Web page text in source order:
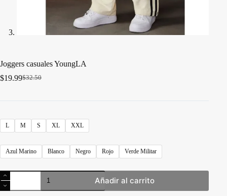
Joggers casuales YoungLA
$32.50
El
$32.50.
$19.99El
$19.99.
L M S XL XXL
Azul Marino Blanco Negro Rojo Verde Militar
Joggers
casuales
YoungLA
Añadir al carrito